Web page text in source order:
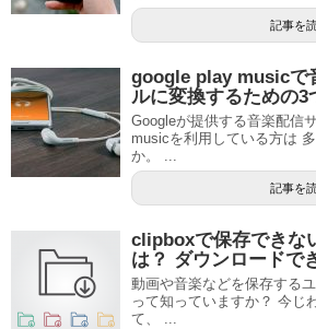
記事を
google play musicで
ルに変換するための3
Googleが提供する音楽配信
musicを利用している方は
か。 ...
記事を
clipboxで保存できな
は？ ダウンロードで
動画や音楽などを保存する
って知っていますか？ 今じ
て、 ...